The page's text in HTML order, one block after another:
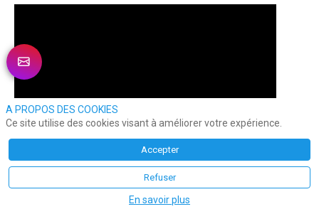
A PROPOS DES COOKIES
Ce site utilise des cookies visant à améliorer votre expérience.
Accepter
Refuser
En savoir plus